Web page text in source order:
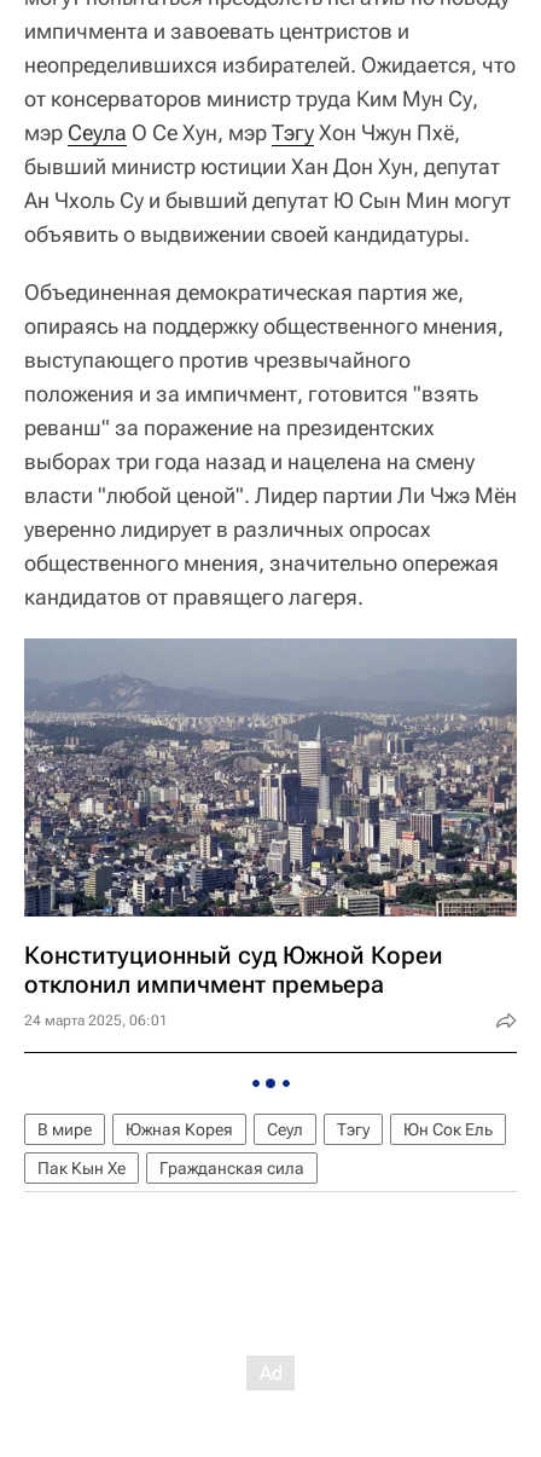
импичмента и завоевать центристов и
неопределившихся избирателей. Ожидается, что
от консерваторов министр труда Ким Мун Су,
мэр Сеула О Се Хун, мэрТэгуХон Чжун Пхё,
бывший министр юстиции Хан Дон Хун, депутат
Ан Чхоль Су и бывший депутат Ю Сын Мин могут
объявить о выдвижении своей кандидатуры.
Объединенная демократическая партия же,
опираясь на поддержку общественного мнения,
выступающего против чрезвычайного
положения и за импичмент, готовится "взять
реванш" за поражение на президентских
выборах три года назад и нацелена на смену
власти "любой ценой". Лидер партии Ли Чжэ Мён
уверенно лидирует в различных опросах
общественного мнения, значительно опережая
кандидатов от правящего лагеря.
Конституционный суд Южной Кореи
отклонил импичмент премьера
24 марта 2025, 06:01
В мире Южная Корея Сеул Тэгу
Юн Сок Ель
Пак Кын Хе
Гражданская сила